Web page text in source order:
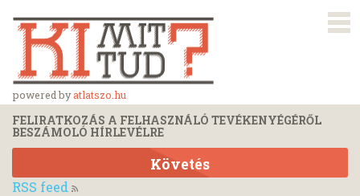
powered byatlatszo.hu
FELIRATKOZÁS A FELHASZNÁLÓ TEVÉKENYÉGÉRŐL
BESZÁMOLÓ HÍRLEVÉLRE
Követés
RSS feed